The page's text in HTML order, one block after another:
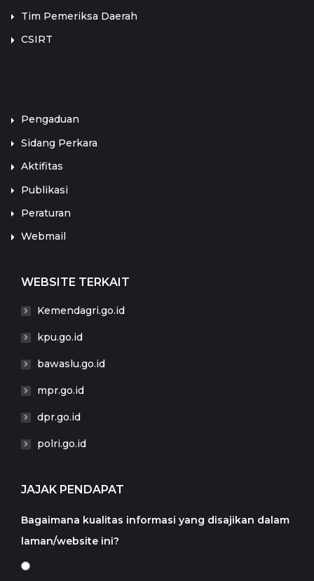
Tim Pemeriksa Daerah
CSIRT
Pengaduan
Sidang Perkara
Aktifitas
Publikasi
Peraturan
Webmail
WEBSITE TERKAIT
Kemendagri.go.id
kpu.go.id
bawaslu.go.id
mpr.go.id
dpr.go.id
polri.go.id
JAJAK PENDAPAT
Bagaimana kualitas informasi yang disajikan dalam
laman/website ini?